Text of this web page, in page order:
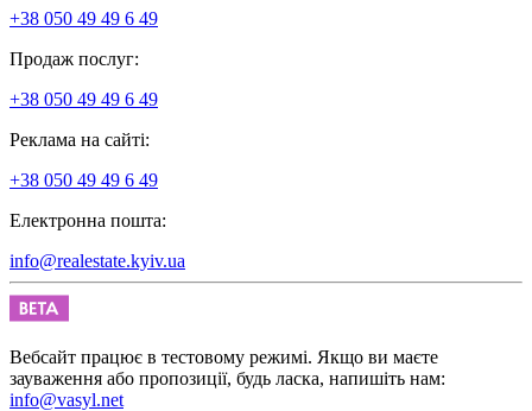
+38 050 49 49 6 49
Продаж послуг:
+38 050 49 49 6 49
Реклама на сайті:
+38 050 49 49 6 49
Електронна пошта:
info@realestate.kyiv.ua
Вебсайт працює в тестовому режимі. Якщо ви маєте
зауваження або пропозиції, будь ласка, напишіть нам:
info@vasyl.net